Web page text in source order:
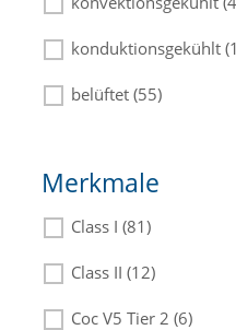
konduktionsgekühlt
belüftet (55)
Merkmale
Class I (81)
Class II (12)
Coc V5 Tier 2 (6)